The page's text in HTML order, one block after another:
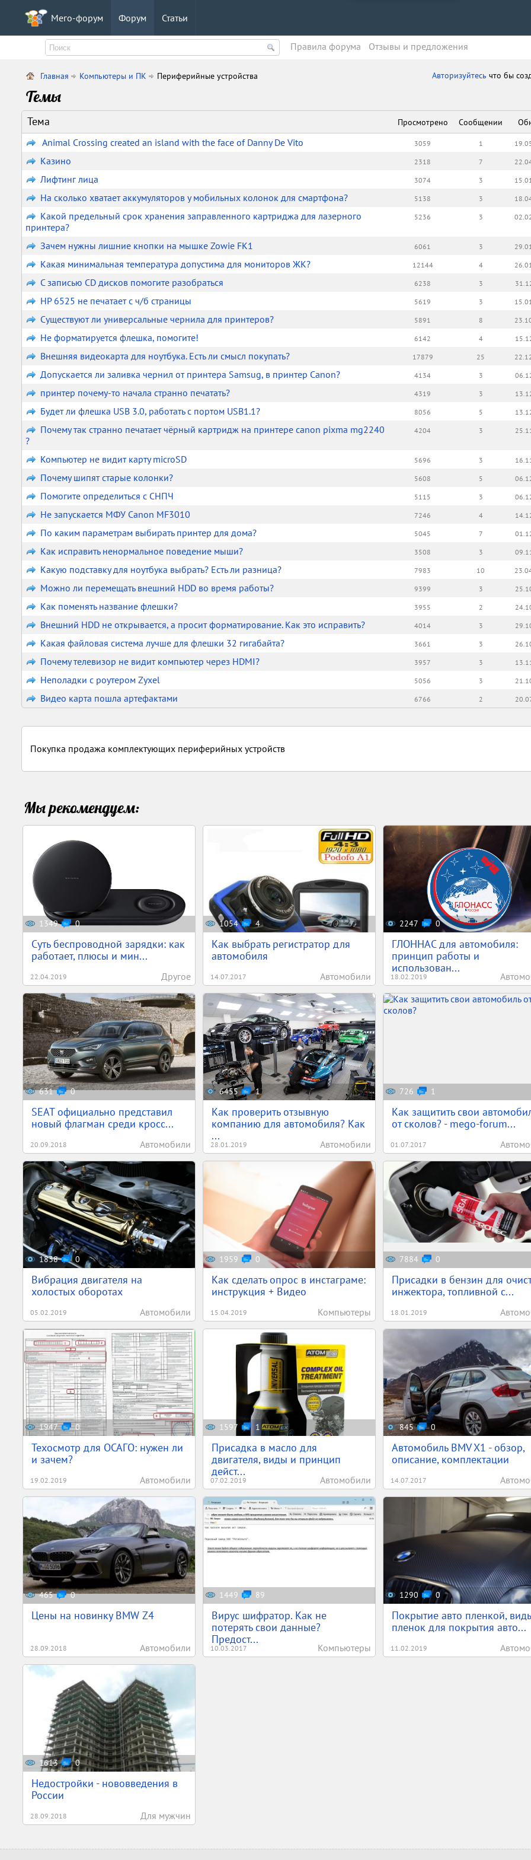
Мего-форум Форум Статьи
Правила форума Oтзывы и предложения
Главная Компьютеры и ПК Периферийные устройства Авторизуйтесь что бы
Темы
Тема Просмотрено Сообщении
Animal Crossing created an island with the face of Danny De Vito 3059 1
Казино 2318 7
Лифтинг лица 3074 3
На сколько хватает аккумуляторов у мобильных колонок для смартфона? 5138 3
Какой предельный срок хранения заправленного картриджа для лазерного
принтера?
5236 3
Зачем нужны лишние кнопки на мышке Zowie FK1 6061 3
Какая минимальная температура допустима для мониторов ЖК? 12144 4
С записью CD дисков помогите разобраться 6238 3
HP 6525 не печатает с ч/б страницы 5619 3
Существуют ли универсальные чернила для принтеров? 5891 8
Не форматируется флешка, помогите! 6142 4
Внешняя видеокарта для ноутбука. Есть ли смысл покупать? 17879 25
Допускается ли заливка чернил от принтера Samsug, в принтер Canon? 4134 3
принтер почему-то начала странно печатать? 4319 3
Будет ли флешка USB 3.0, работать с портом USB1.1? 8056 5
Почему так странно печатает чёрный картридж на принтере canon pixma mg2240
?
4204 3
Компьютер не видит карту microSD 5696 3
Почему шипят старые колонки? 5608 5
Помогите определиться с СНПЧ 5115 3
Не запускается МФУ Canon MF3010 7246 4
По каким параметрам выбирать принтер для дома? 5045 7
Как исправить ненормальное поведение мыши? 3508 3
Какую подставку для ноутбука выбрать? Есть ли разница? 7983 10
Можно ли перемещать внешний HDD во время работы? 9399 3
Как поменять название флешки? 3955 2
Внешний HDD не открывается, а просит форматирование. Как это исправить? 4014 3
Какая файловая система лучше для флешки 32 гигабайта? 3661 3
Почему телевизор не видит компьютер через HDMI? 3957 3
Неполадки с роутером Zyxel 5056 3
Видео карта пошла артефактами 6766 2
Покупка продажа комплектующих периферийных устройств
Мы рекомендуем:
1349 0
Суть беспроводной зарядки: как
работает, плюсы и мин...
22.04.2019 Другое
1054 4
Как выбрать регистратор для
автомобиля
14.07.2017 Автомобили
2247 0
ГЛОННАС для автомобиля:
принцип работы и
использован...
18.02.2019
631 0
SEAT официально представил
новый флагман среди кросс...
20.09.2018 Автомобили
6455 1
Как проверить отзывную
компанию для автомобиля? Как
...
28.01.2019 Автомобили
726 1
Как защитить свои
от сколов? - mego-forum...
01.07.2017
1838 0
Вибрация двигателя на
холостых оборотах
05.02.2019 Автомобили
1959 0
Как сделать опрос в инстаграме:
инструкция + Видео
15.04.2019 Компьютеры
7884 0
Присадки в бензин для
инжектора, топливной с...
18.01.2019
1947 0
Техосмотр для ОСАГО: нужен ли
и зачем?
19.02.2019 Автомобили
1597 1
Присадка в масло для
двигателя, виды и принцип
дейст...
07.02.2019 Автомобили
845 0
Автомобиль BMV X1 - обзор,
описание, комплектации
14.07.2017
465 0
Цены на новинку BMW Z4
28.09.2018 Автомобили
1449 89
Вирус шифратор. Как не
потерять свои данные?
Предост...
10.03.2017 Компьютеры
1290 0
Покрытие авто пленкой,
пленок для покрытия авто...
11.02.2019
1613 0
Недостройки - нововведения в
России
28.09.2018 Для мужчин